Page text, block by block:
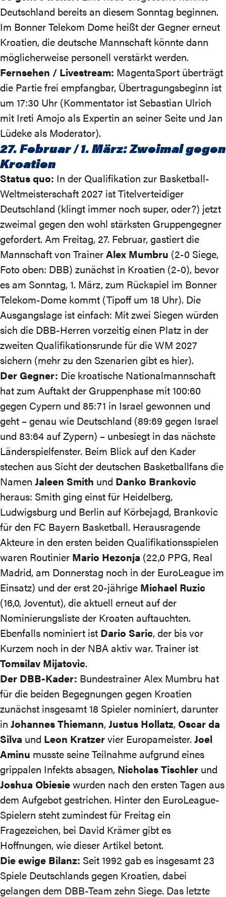
Deutschland bereits an diesem Sonntag beginnen.
Im Bonner Telekom Dome heißt der Gegner erneut
Kroatien, die deutsche Mannschaft könnte dann
möglicherweise personell verstärkt werden.
Fernsehen / Livestream: MagentaSport überträgt
die Partie frei empfangbar, Übertragungsbeginn ist
um 17:30 Uhr (Kommentator ist Sebastian Ulrich
mit Ireti Amojo als Expertin an seiner Seite und Jan
Lüdeke als Moderator).
27. Februar / 1. März: Zweimal gegen
Kroatien
Status quo: In der Qualifikation zur Basketball-
Weltmeisterschaft 2027 ist Titelverteidiger
Deutschland (klingt immer noch super, oder?) jetzt
zweimal gegen den wohl stärksten Gruppengegner
gefordert. Am Freitag, 27. Februar, gastiert die
Mannschaft von TrainerAlex Mumbru (2-0 Siege,
Foto oben: DBB) zunächst in Kroatien (2-0), bevor
es am Sonntag, 1. März, zum Rückspiel im Bonner
Telekom-Dome kommt (Tipoff um 18 Uhr). Die
Ausgangslage ist einfach: Mit zwei Siegen würden
sich die DBB-Herren vorzeitig einen Platz in der
zweiten Qualifikationsrunde für die WM 2027
sichern (mehr zu den Szenarien gibt es hier).
Der Gegner: Die kroatische Nationalmannschaft
hat zum Auftakt der Gruppenphase mit100:60
gegen Cypern und 85:71 in Israel gewonnen und
geht – genau wie Deutschland (89:69 gegen Israel
und 83:64auf Zypern) – unbesiegt in das nächste
Länderspielfenster. Beim Blick auf den Kader
stechen aus Sicht der deutschen Basketballfans die
Namen Jaleen Smith und Danko Brankovic
heraus: Smith ging einst für Heidelberg,
Ludwigsburg und Berlin auf Körbejagd, Brankovic
für den FC Bayern Basketball. Herausragende
Akteure in den ersten beiden Qualifikationsspielen
waren Routinier Mario Hezonja (22,0 PPG, Real
Madrid, am Donnerstag noch in der EuroLeague im
Einsatz) und der erst 20-jährige Michael Ruzic
(16,0, Joventut), die aktuell erneutauf der
Nominierungslisteder Kroaten auftauchten.
Ebenfalls nominiert ist Dario Saric, der bis vor
Kurzem noch in der NBA aktiv war. Trainer ist
Tomsilav Mijatovic.
Der DBB-Kader: Bundestrainer Alex Mumbru hat
für die beiden Begegnungen gegen Kroatien
zunächst insgesamt 18 Spieler nominiert, darunter
in Johannes Thiemann,Justus Hollatz, Oscar da
Silva und Leon Kratzervier Europameister. Joel
Aminu musste seine Teilnahme aufgrund eines
grippalen Infekts absagen, Nicholas Tischler und
Joshua Obiesiewurden nach den ersten Tagen aus
dem Aufgebot gestrichen. Hinter den EuroLeague-
Spielern steht zumindest für Freitag ein
Fragezeichen, bei David Krämer gibt es
Hoffnungen,wie dieser Artikel betont.
Die ewige Bilanz: Seit 1992 gab es insgesamt 23
Spiele Deutschlands gegen Kroatien, dabei
gelangen dem DBB-Team zehn Siege. Das letzte